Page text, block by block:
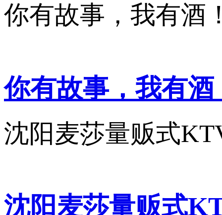
你有故事，我有酒
你有故事，我有
沈阳麦莎量贩式
沈阳麦莎量贩式